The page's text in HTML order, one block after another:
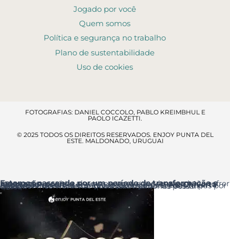
Jogado por você
Quem somos
Política e segurança no trabalho
Plano de sustentabilidade
Uso de cookies
FOTOGRAFIAS: DANIEL COCCOLO, PABLO KREIMBHUL E
PAOLO ICAZETTI.
© 2025 TODOS OS DIREITOS RESERVADOS. ENJOY PUNTA DEL
ESTE. MALDONADO, URUGUAI
Estamos passando por um período de transformação e renovação
, por isso alguns espaços e serviços poderão sofrer ajustes temporários.
Acesso ao resort: a entrada principal é pelaAv. Chiverta
onde você encontrará a Recepção logo ao entrar.
Agradecemos a sua compreensão e pedimos desculpas por qualquer inconveniente que essas melhorias possam causar.